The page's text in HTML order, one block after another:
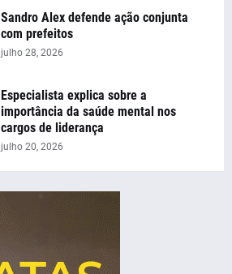
Sandro Alex defende ação conjunta
com prefeitos
julho 28, 2026
Especialista explica sobre a
importância da saúde mental nos
cargos de liderança
julho 20, 2026